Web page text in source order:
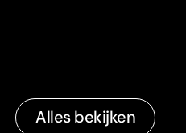
Alles bekijken